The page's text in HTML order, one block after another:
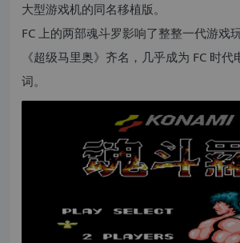
大型游戏机的同名移植版。
FC 上的两部魂斗罗影响了整整一代游戏
《超级马里奥》齐名，几乎成为 FC 时代
词。